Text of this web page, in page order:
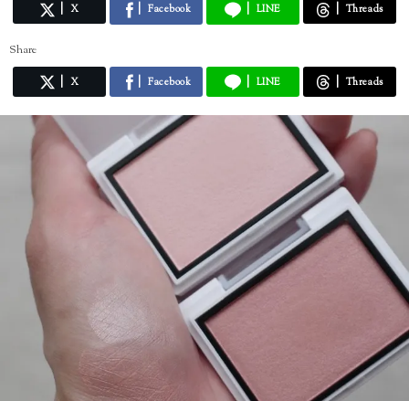
X Facebook LINE Threads
Share
X Facebook LINE Threads